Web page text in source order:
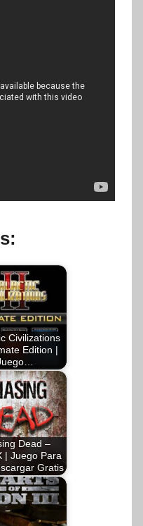
Civilizations
Edition |
Dead –
| Juego Para
Gratis